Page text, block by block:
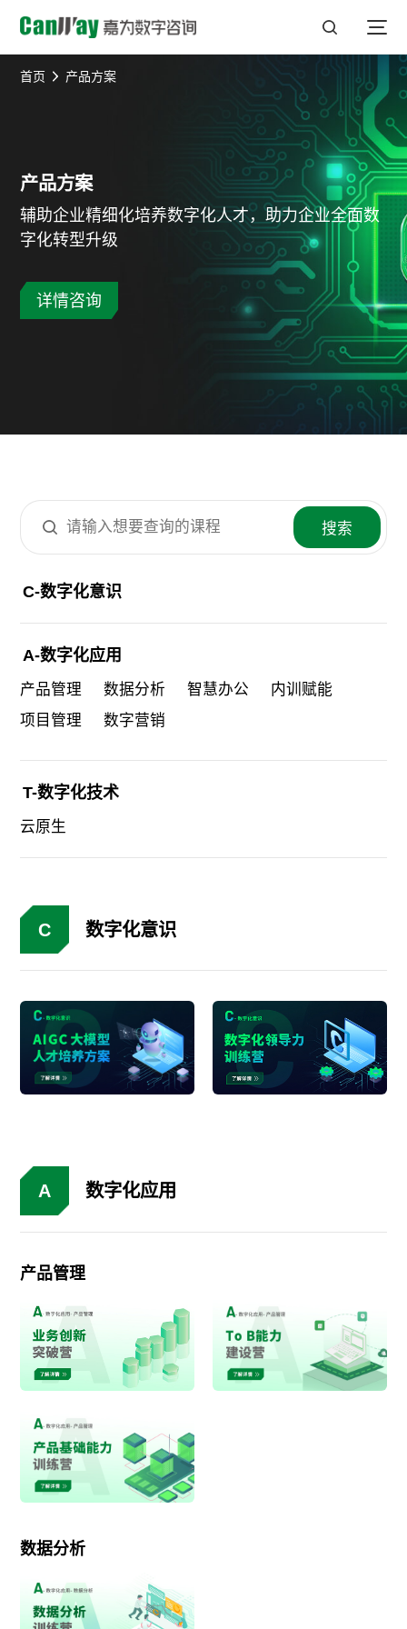
产品方案
辅助企业精细化培养数字化人才，助力企业全面数
字化转型升级
详情咨询
首页 产品方案
搜索
C-数字化意识
A-数字化应用
产品管理 数据分析 智慧办公
内训赋能
项目管理
数字营销
T-数字化技术
云原生
C 数字化意识
A 数字化应用
产品管理
数据分析